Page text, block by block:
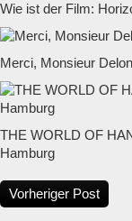
Wie ist der Film:
Merci, Monsieur
THE WORLD OF
Hamburg
Vorheriger Post